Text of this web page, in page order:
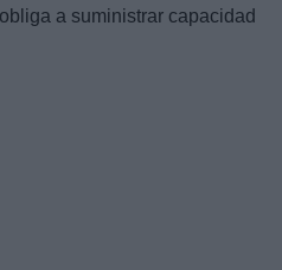
a suministrar capacidad